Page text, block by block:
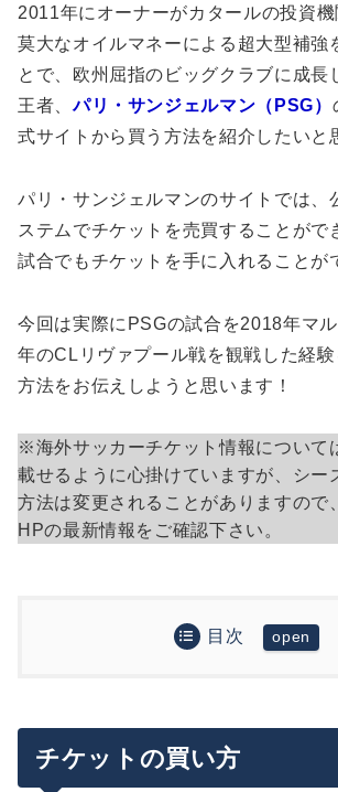
2011年にオーナーがカタールの投資
莫大なオイルマネーによる超大型補強
とで、欧州屈指のビッグクラブに成長
王者、パリ・サンジェルマン（PSG）
式サイトから買う方法を紹介したいと
パリ・サンジェルマンのサイトでは、
ステムでチケットを売買することがで
試合でもチケットを手に入れることが
今回は実際にPSGの試合を2018年マ
年のCLリヴァプール戦を観戦した経
方法をお伝えしようと思います！
※海外サッカーチケット情報について
載せるように心掛けていますが、シー
方法は変更されることがありますので
HPの最新情報をご確認下さい。
目次
観戦する試合を選ぶ
座席を選んで購入
TICKET PLACEで購入
まとめ
チケットの買い方